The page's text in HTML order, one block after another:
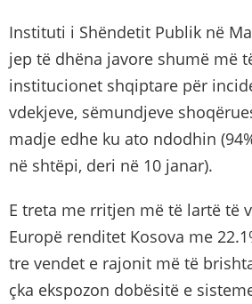
Instituti i Shëndetit Publik në
jep të dhëna javore shumë më
institucionet shqiptare për
vdekjeve, sëmundjeve
madje edhe ku ato ndodhin
në shtëpi, deri në 10 janar).
E treta me rritjen më të lartë të
Europë renditet Kosova me
tre vendet e rajonit më të
çka ekspozon dobësitë e